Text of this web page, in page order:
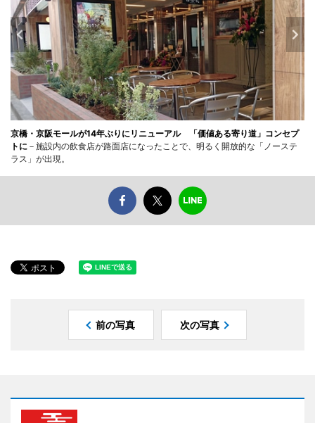
京橋・京阪モールが14年ぶりにリニューアル 「価値ある寄り道」コンセプ
トに －施設内の飲食店が路面店になったことで、明るく開放的な「ノーステ
ラス」が出現。
前の写真 次の写真